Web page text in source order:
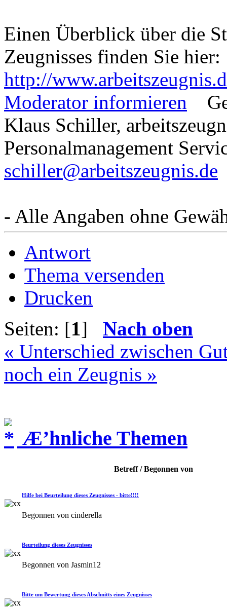
Einen Überblick über die
Zeugnisses finden Sie hier:
http://
Moderator informieren
Klaus Schiller,
Personalmanagement
schiller@arbeitszeugnis.de
- Alle Angaben ohne
Antwort
Thema versenden
Drucken
Seiten: [1] Nach oben
« Unterschied zwischen
noch ein Zeugnis »
Æ’hnliche Themen
Betreff / Begonnen von
Hilfe bei Beurteilung dieses Zeugnisses - bitte!!!!
Begonnen von cinderella
Beurteilung dieses Zeugnisses
Begonnen von Jasmin12
Bitte um Bewertung dieses Abschnitts eines Zeugnisses